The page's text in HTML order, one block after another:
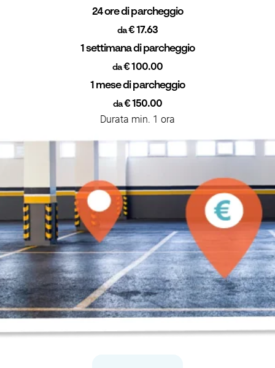
24 ore di parcheggio
da€ 17.63
1 settimana di parcheggio
da€ 100.00
1 mese di parcheggio
da€ 150.00
Durata min. 1 ora